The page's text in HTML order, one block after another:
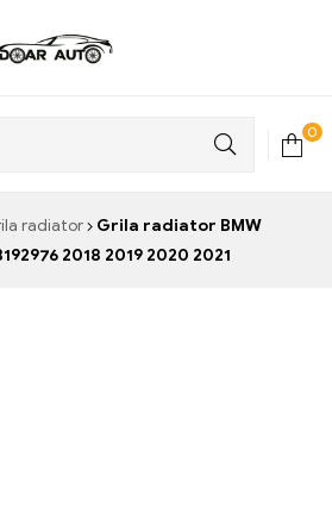
0
radiator
Grila radiator BMW
2018 2019 2020 2021